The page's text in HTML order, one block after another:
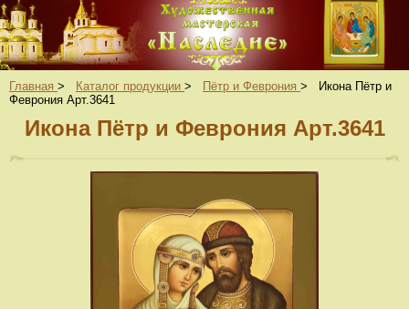
Главная > Каталог продукции > Пётр и Феврония >
Икона Пётр и
Феврония Арт.3641
Икона Пётр и Феврония Арт.3641